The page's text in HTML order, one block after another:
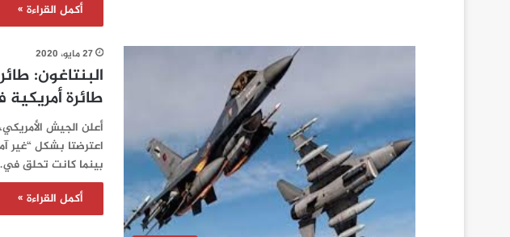
أكمل القراءة »
27 مايو، 2020
البنتاغون:
طائرة
أعلن الجيش
اعترضتا بشكل “غير
بينما كانت تحلق
أكمل القراءة »